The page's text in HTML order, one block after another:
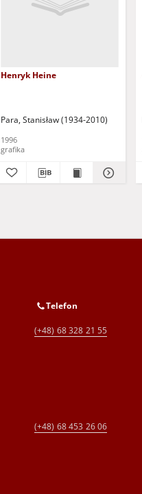
Henryk Heine
Para, Stanisław (1934-2010)
1996
grafika
Telefon
(+48) 68 328 21 55
(+48) 68 453 26 06